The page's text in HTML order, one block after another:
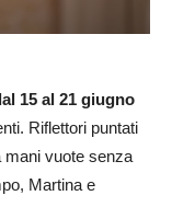
15 al 21 giugno
Riflettori puntati
mani vuote senza
Martina e